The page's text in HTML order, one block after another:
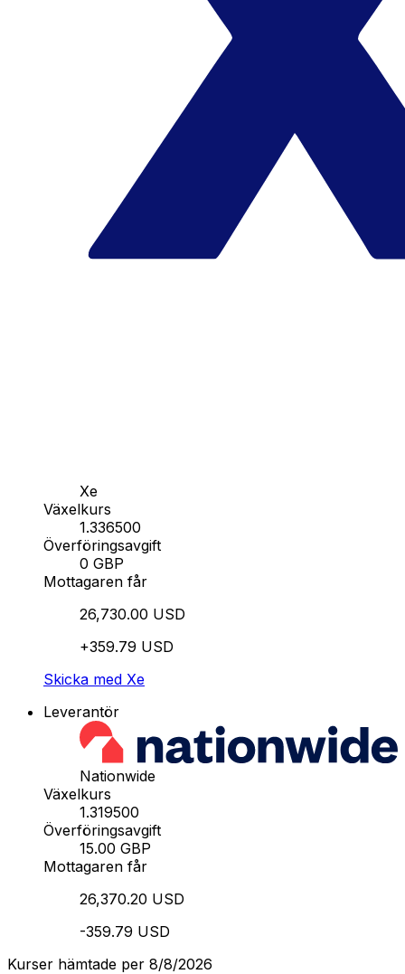
Xe
Växelkurs
1.336500
Överföringsavgift
0 GBP
Mottagaren får
26,730.00 USD
+359.79 USD
Skicka med Xe
Leverantör
Nationwide
Växelkurs
1.319500
Överföringsavgift
15.00 GBP
Mottagaren får
26,370.20 USD
-359.79 USD
Kurser hämtade per 8/8/2026